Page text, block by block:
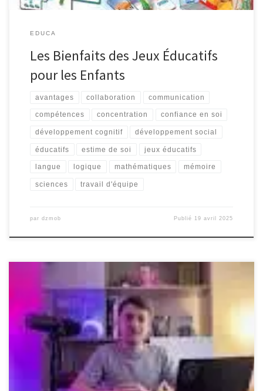
EDUCA
Les Bienfaits des Jeux Éducatifs
pour les Enfants
avantages collaboration communication
compétences concentration confiance en soi
développement cognitif développement social
éducatifs estime de soi jeux éducatifs
langue logique mathématiques mémoire
sciences travail d'équipe
par dzmob Publié 19 avril 2025
Développer des Applications Mobiles : L’Art de Créer l’Expérience
Utilisateur Idéale Développer des Applications Mobiles : L’Art de
Créer l’Expérience Utilisateur Idéale Les applications mobiles sont
devenues un élément essentiel de notre quotidien, offrant une
multitude de services et de divertissements à portée de main.
Pour les développeurs, créer une […]